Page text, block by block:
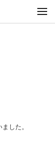
した。